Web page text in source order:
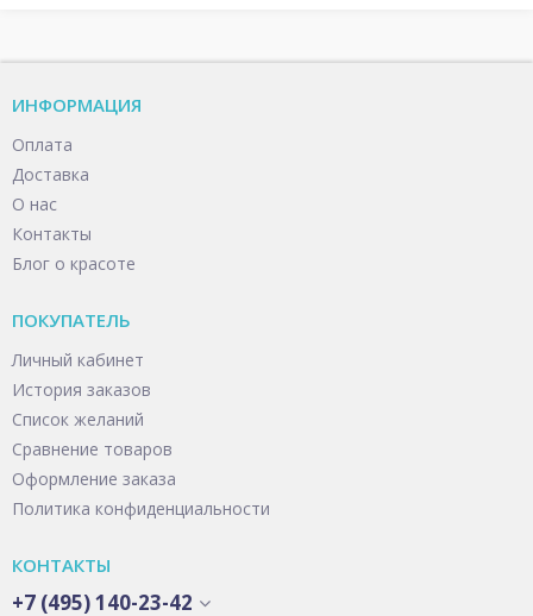
ИНФОРМАЦИЯ
Оплата
Доставка
О нас
Контакты
Блог о красоте
ПОКУПАТЕЛЬ
Личный кабинет
История заказов
Список желаний
Сравнение товаров
Оформление заказа
Политика конфиденциальности
КОНТАКТЫ
+7 (495) 140-23-42